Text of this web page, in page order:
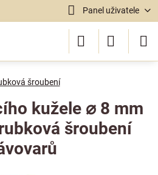
Panel uživatele
šroubení
kužele ⌀ 8 mm
šroubení